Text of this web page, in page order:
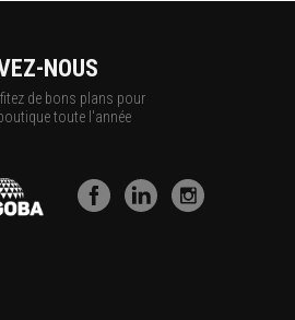
NOUS
de bons plans pour
toute l'année